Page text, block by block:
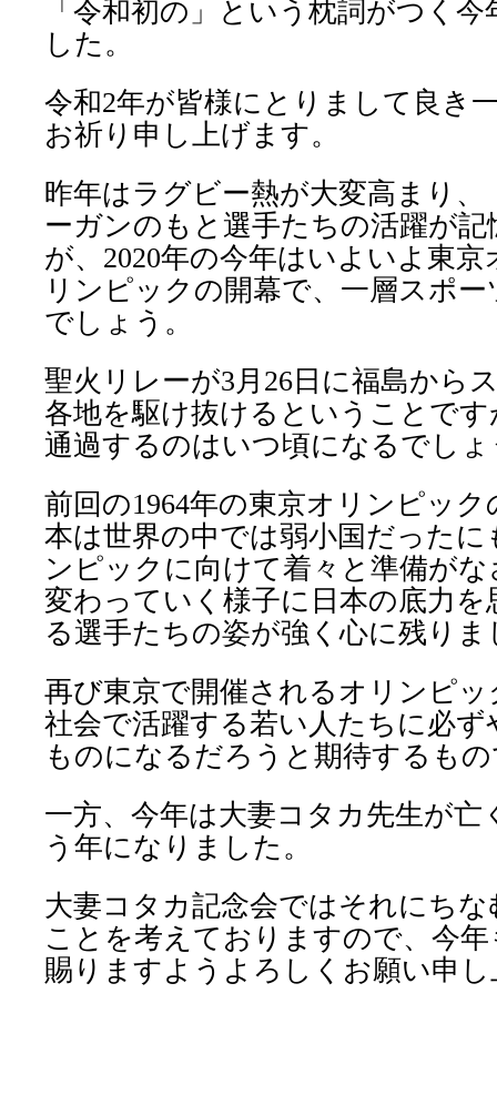
「令和初の」という枕詞がつく
した。
令和2年が皆様にとりまして良き
お祈り申し上げます。
昨年はラグビー熱が大変高まり、
ーガンのもと選手たちの活躍が
が、 2020年の今年はいよいよ東
リンピックの開幕で、一層スポ
でしょう。
聖火リレーが3月 26 日に福島から
各地を駆け抜けるということです
通過するのはいつ頃になるでしょ
前回の1964年の東京オリンピッ
本は世界の中では弱小国だった
ンピックに向けて着々と準備が
変わっていく様子に日本の底力を
る選手たちの姿が強く心に残りま
再び東京で開催されるオリンピ
社会で活躍する若い人たちに必
ものになるだろうと期待するも
一方、今年は大妻コタカ先生が亡
う年になりました。
大妻コタカ記念会ではそれにち
ことを考えておりますので、今
賜りますようよろしくお願い申